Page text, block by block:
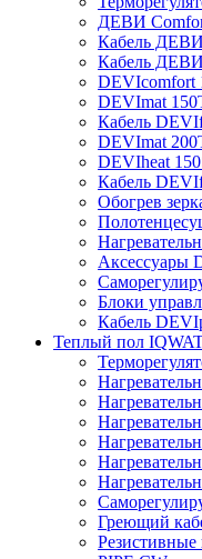
ДЕВИ
Кабель
Кабель
DEVIcomfort
DEVImat
Кабель
DEVImat
DEVIheat
Кабель
Обогрев
Аксессуары
Блоки
Кабель
Теплый пол
Греющий
Резистивные